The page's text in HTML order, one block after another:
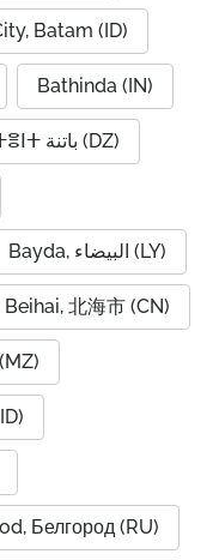
Batam (ID)
Bathinda (IN)
Batna, ⵜⴱⴰⵜⴻⵏⵜ باتنة (DZ)
Bayda, البيضاء (LY)
Beihai, 北海市 (CN)
Белгород (RU)